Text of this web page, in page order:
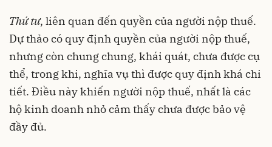
Thứ tư, liên quan đến quyền của người nộp thuế.
Dự thảo có quy định quyền của người nộp thuế,
nhưng còn chung chung, khái quát, chưa được cụ
thể, trong khi, nghĩa vụ thì được quy định khá chi
tiết. Điều này khiến người nộp thuế, nhất là các
hộ kinh doanh nhỏ cảm thấy chưa được bảo vệ
đầy đủ.